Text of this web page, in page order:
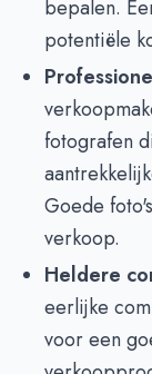
bepalen.
potentiële
fotografen
Goede
verkoop.
Heldere
eerlijke
voor een